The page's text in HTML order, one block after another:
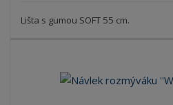
Lišta s gumou SOFT 55 cm.